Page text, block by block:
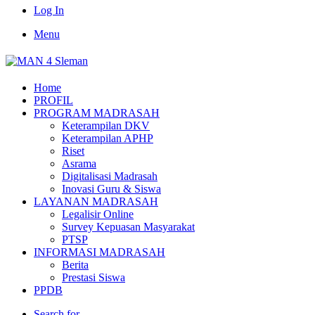
Log In
Menu
Home
PROFIL
PROGRAM MADRASAH
Keterampilan DKV
Keterampilan APHP
Riset
Asrama
Digitalisasi Madrasah
Inovasi Guru & Siswa
LAYANAN MADRASAH
Legalisir Online
Survey Kepuasan Masyarakat
PTSP
INFORMASI MADRASAH
Berita
Prestasi Siswa
PPDB